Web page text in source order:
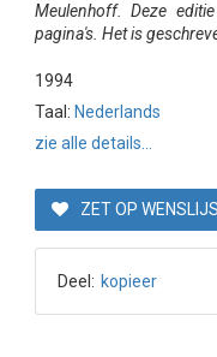
Meulenhoff. Deze
pagina's. Het is
1994
Taal: Nederlands
zie alle details...
ZET OP
Deel: kopieer